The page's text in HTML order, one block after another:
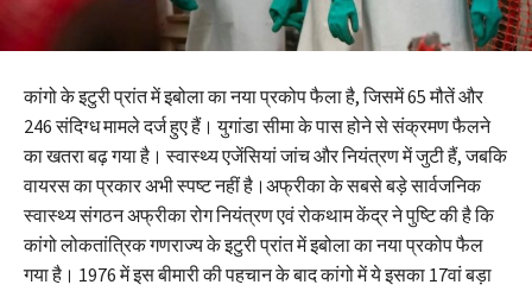
कांगो के इटुरी प्रांत में इबोला का नया प्रकोप फैला है, जिसमें 65 मौतें और
246 संदिग्ध मामले दर्ज हुए हैं। युगांडा सीमा के पास होने से संक्रमण फैलने
का खतरा बढ़ गया है। स्वास्थ्य एजेंसियां जांच और नियंत्रण में जुटी हैं, जबकि
वायरस का प्रकार अभी स्पष्ट नहीं है।अफ्रीका के सबसे बड़े सार्वजनिक
स्वास्थ्य संगठन अफ्रीका रोग नियंत्रण एवं रोकथाम केंद्र ने पुष्टि की है कि
कांगो लोकतांत्रिक गणराज्य के इटुरी प्रांत में इबोला का नया प्रकोप फैल
गया है। 1976 में इस बीमारी की पहचान के बाद कांगो में ये इसका 17वां बड़ा